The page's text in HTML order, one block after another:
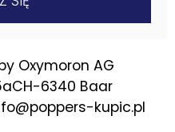
Oxymoron AG
CH-6340 Baar
kupic.pl